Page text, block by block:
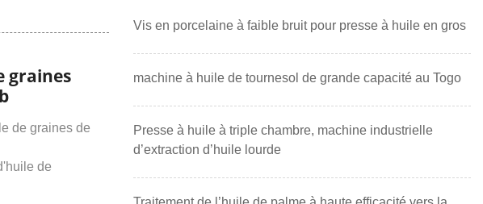
Afin de laisser
machines
projets à petite
sur la
à huile Cette
à partir de
requis pour
Les
graines
de graines de
de
Vis en porcelaine à faible bruit pour presse à huile en gros
machine à huile de tournesol de grande capacité au Togo
Presse à huile à triple chambre, machine industrielle
d’extraction d’huile lourde